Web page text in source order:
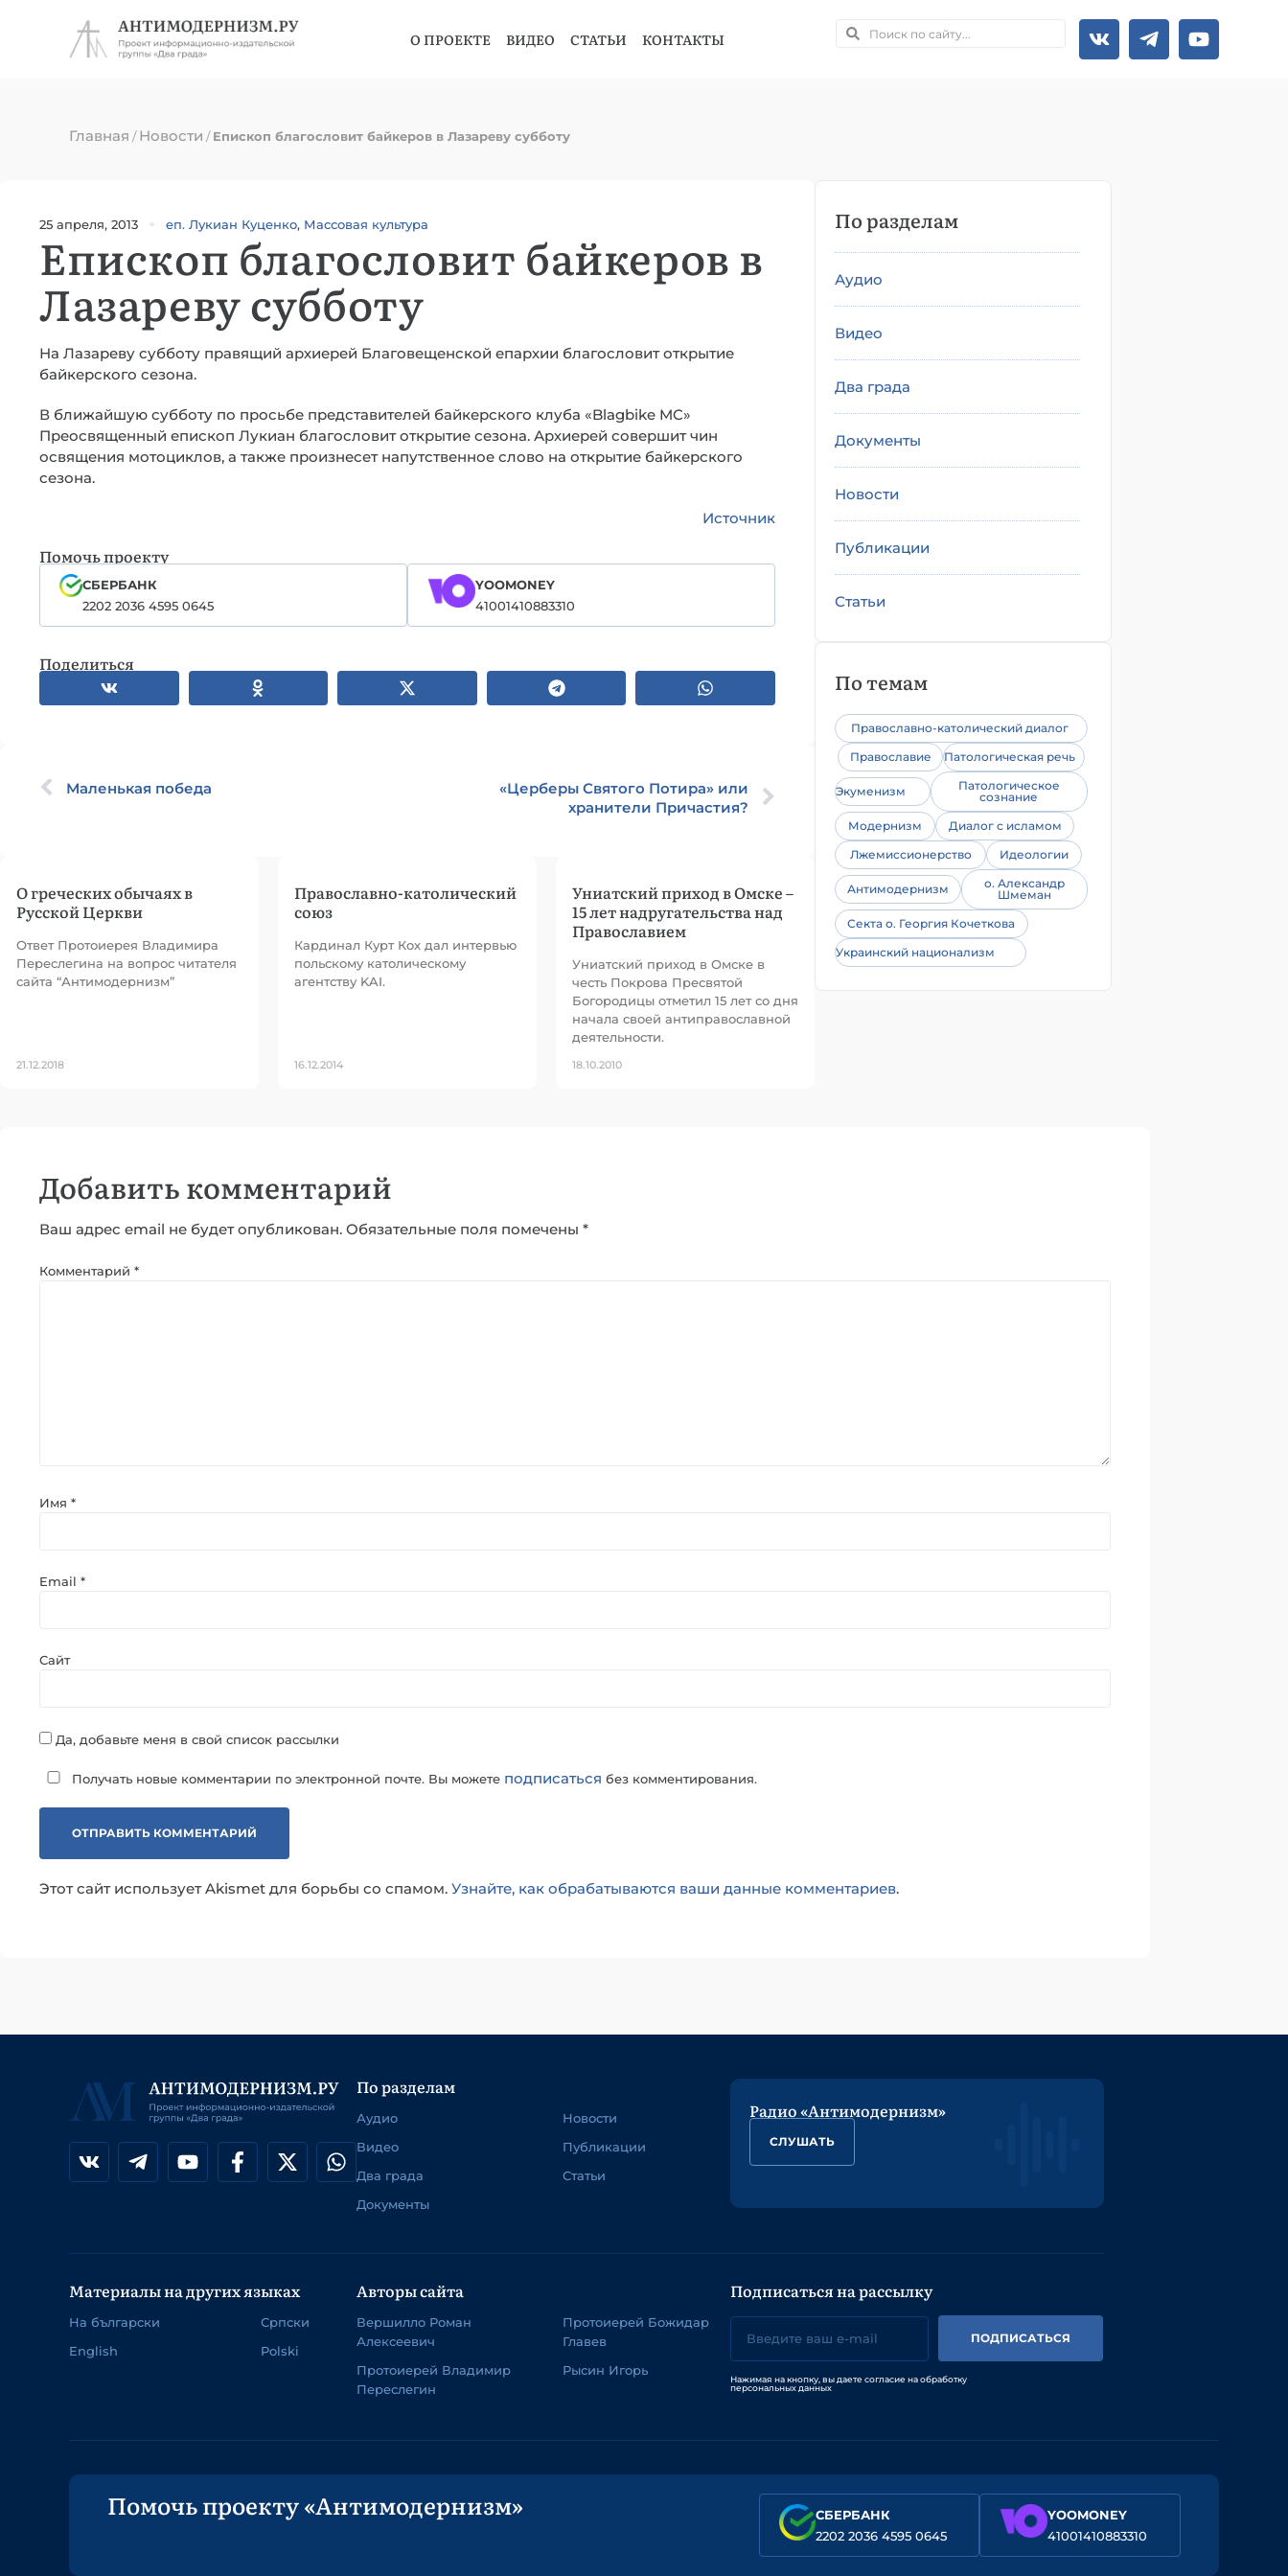
О ПРОЕКТЕ ВИДЕО СТАТЬИ КОНТАКТЫ
Главная /Новости /Епископ благословит байкеров в Лазареву субботу
25 апреля, 2013 еп. Лукиан Куценко, Массовая культура
Епископ благословит байкеров в
Лазареву субботу
На Лазареву субботу правящий архиерей Благовещенской епархии благословит открытие
байкерского сезона.
В ближайшую субботу по просьбе представителей байкерского клуба «Blagbike MC»
Преосвященный епископ Лукиан благословит открытие сезона. Архиерей совершит чин
освящения мотоциклов, а также произнесет напутственное слово на открытие байкерского
сезона.
Источник
Помочь проекту
СБЕРБАНК
2202 2036 4595 0645
YOOMONEY
41001410883310
Поделиться
Маленькая победа
«Церберы Святого Потира» или
хранители Причастия?
О греческих обычаях в
Русской Церкви
Ответ Протоиерея Владимира
Переслегина на вопрос читателя
сайта “Антимодернизм”
21.12.2018
Православно-католический
союз
Кардинал Курт Кох дал интервью
польскому католическому
агентству KAI.
16.12.2014
Униатский приход в Омске –
15 лет надругательства над
Православием
Униатский приход в Омске в
честь Покрова Пресвятой
Богородицы отметил 15 лет со дня
начала своей антиправославной
деятельности.
18.10.2010
По разделам
Аудио
Видео
Два града
Документы
Новости
Публикации
Статьи
По темам
Православно-католический диалог
Православие
Патологическая речь
Экуменизм
Патологическое
сознание
Модернизм
Диалог с исламом
Лжемиссионерство
Идеологии
Антимодернизм
о. Александр
Шмеман
Секта о. Георгия Кочеткова
Украинский национализм
Добавить комментарий
Ваш адрес email не будет опубликован. Обязательные поля помечены *
Комментарий *
Имя *
Email *
Сайт
Да, добавьте меня в свой список рассылки
Получать новые комментарии по электронной почте. Вы можете подписаться без комментирования.
Этот сайт использует Akismet для борьбы со спамом. Узнайте, как обрабатываются ваши данные комментариев.
По разделам
Аудио
Видео
Два града
Документы
Новости
Публикации
Статьи
Радио «Антимодернизм»
СЛУШАТЬ
Материалы на других языках
На български
English
Српски
Polski
Авторы сайта
Вершилло Роман
Алексеевич
Протоиерей Владимир
Переслегин
Протоиерей Божидар
Главев
Рысин Игорь
Подписаться на рассылку
ПОДПИСАТЬСЯ
Нажимая на кнопку, вы даете согласие на обработку
персональных данных
Помочь проекту «Антимодернизм»
СБЕРБАНК
2202 2036 4595 0645
YOOMONEY
41001410883310